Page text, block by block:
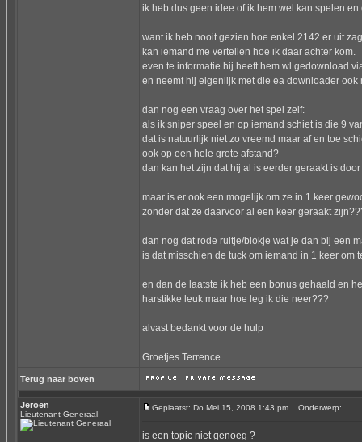
ik heb dus geen idee of ik hem wel kan spelen
want ik heb nooit gezien hoe enkel 2142 er uit
kan iemand me vertellen hoe ik daar achter kom.
even te informatie hij heeft hem wl gedownload
en neemt hij eigenlijk met die ea downloader ook
dan nog een vraag over het spel zelf:
als ik sniper speel en op iemand schiet is die 9
dat is natuurlijk niet zo vreemd maar af en toe
ook op een hele grote afstand?
dan kan het zijn dat hij al is eerder geraakt is
maar is er ook een mogelijk om ze in 1 keer
zonder dat ze daarvoor al een keer geraakt
dan nog dat rode ruitje/blokje wat je dan bij een
is dat misschien de tuck om iemand in 1 keer
en dan de laatste ik heb een bonus gehaald en
harstikke leuk maar hoe leg ik die neer???
alvast bedankt voor de hulp
Groetjes Terrence
Terug naar boven
Jeroen
Lieutenant Generaal
Geplaatst: Do Mei 15, 2008 1:43 pm Onderwerp:
is een topic niet genoeg ?